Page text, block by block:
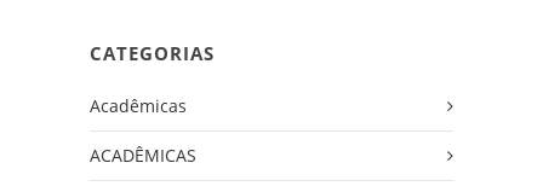
CATEGORIAS
Acadêmicas
ACADÊMICAS